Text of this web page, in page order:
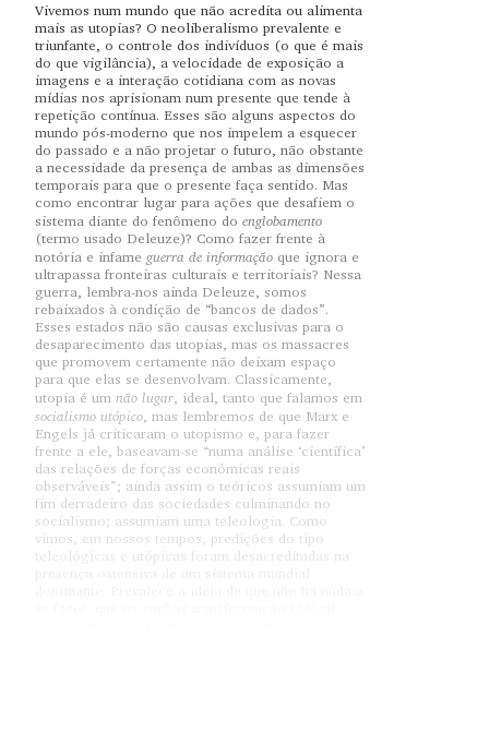
Vivemos num mundo que não acredita ou alimenta
mais as utopias? O neoliberalismo prevalente e
triunfante, o controle dos indivíduos (o que é mais
do que vigilância), a velocidade de exposição a
imagens e a interação cotidiana com as novas
mídias nos aprisionam num presente que tende à
repetição contínua. Esses são alguns aspectos do
mundo pós-moderno que nos impelem a esquecer
do passado e a não projetar o futuro, não obstante
a necessidade da presença de ambas as dimensões
temporais para que o presente faça sentido. Mas
como encontrar lugar para ações que desafiem o
sistema diante do fenômeno do englobamento
(termo usado Deleuze)? Como fazer frente à
notória e infame guerra de informação que ignora e
ultrapassa fronteiras culturais e territoriais? Nessa
guerra, lembra-nos ainda Deleuze, somos
rebaixados à condição de “bancos de dados”.
Esses estados não são causas exclusivas para o
desaparecimento das utopias, mas os massacres
que promovem certamente não deixam espaço
para que elas se desenvolvam. Classicamente,
utopia é um não lugar , ideal, tanto que falamos em
socialismo utópico , mas lembremos de que Marx e
Engels já criticaram o utopismo e, para fazer
frente a ele, baseavam-se “numa análise ‘científica’
das relações de forças econômicas reais
observáveis”; ainda assim o teóricos assumiam um
fim derradeiro das sociedades culminando no
socialismo; assumiam uma teleologia. Como
vimos, em nossos tempos, predições do tipo
teleológicas e utópicas foram desacreditadas na